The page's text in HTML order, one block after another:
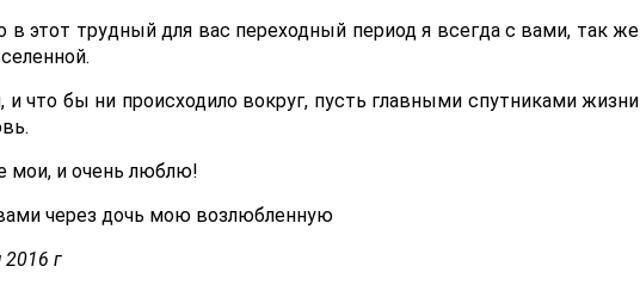
в этот трудный для вас переходный период я всегда с вами, так же
что бы ни происходило вокруг, пусть главными спутниками жизни
мои, и очень люблю!
через дочь мою возлюбленную
г